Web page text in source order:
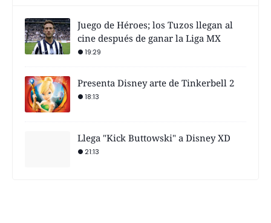
Juego de Héroes; los Tuzos llegan al
cine después de ganar la Liga MX
19:29
Presenta Disney arte de Tinkerbell 2
18:13
Llega "Kick Buttowski" a Disney XD
21:13